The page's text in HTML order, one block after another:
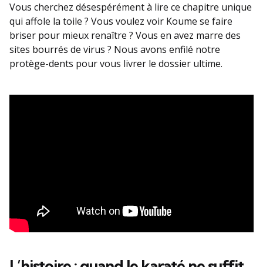
Vous cherchez désespérément à lire ce chapitre unique
qui affole la toile ? Vous voulez voir Koume se faire
briser pour mieux renaître ? Vous en avez marre des
sites bourrés de virus ? Nous avons enfilé notre
protège-dents pour vous livrer le dossier ultime.